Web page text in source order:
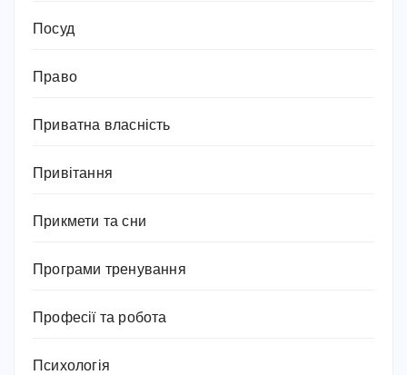
Посуд
Право
Приватна власність
Привітання
Прикмети та сни
Програми тренування
Професії та робота
Психологія